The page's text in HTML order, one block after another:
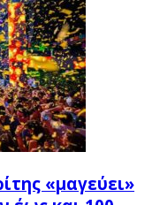
«μαγεύει»